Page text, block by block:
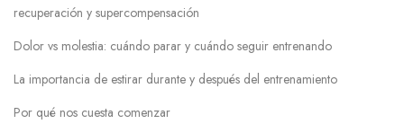
recuperación y supercompensación
Dolor vs molestia: cuándo parar y cuándo seguir entrenando
La importancia de estirar durante y después del entrenamiento
Por qué nos cuesta comenzar